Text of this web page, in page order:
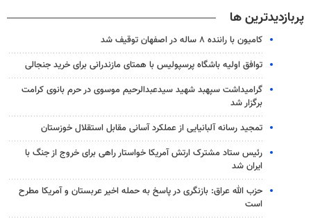
پربازدیدترین ها
کامیون با راننده ۸ ساله در اصفهان توقیف شد
توافق اولیه باشگاه پرسپولیس با همتای مازندرانی برای خرید جنجالی
گرامیداشت سپهبد شهید سیدعبدالرحیم موسوی در حرم بانوی کرامت
برگزار شد
تمجید رسانه آلبانیایی از عملکرد آسانی مقابل استقلال خوزستان
رئیس ستاد مشترک ارتش آمریکا خواستار راهی برای خروج از جنگ با
ایران شد
حزب الله عراق: بازنگری در پاسخ به حمله اخیر عربستان و آمریکا مطرح
است